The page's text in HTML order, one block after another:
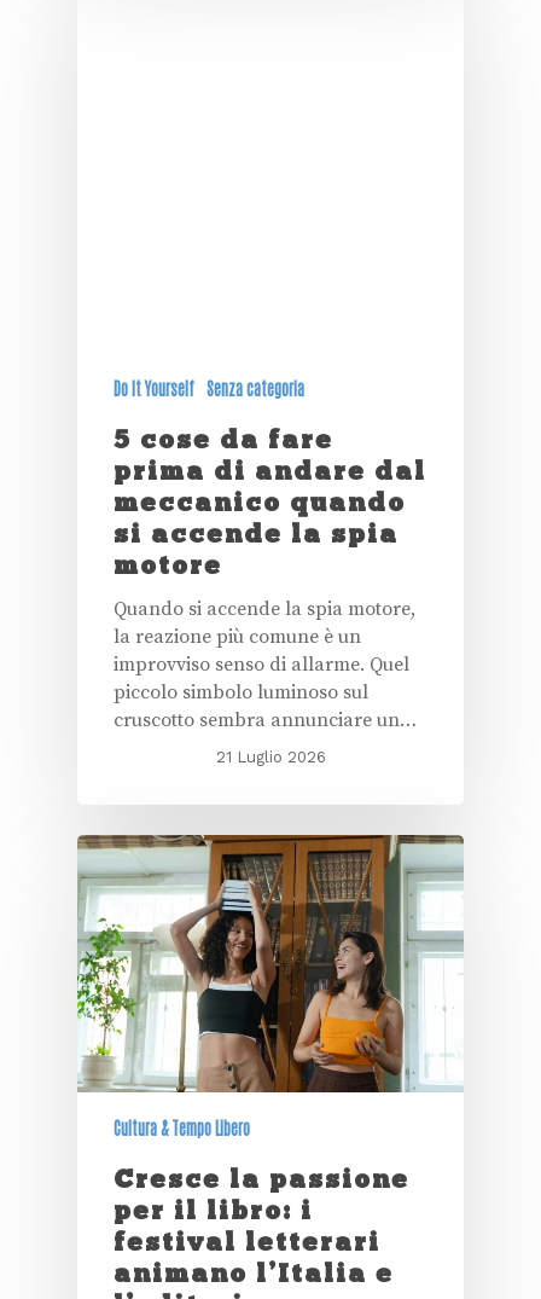
Do It Yourself Senza categoria
5 cose da fare
prima di andare dal
meccanico quando
si accende la spia
motore
Quando si accende la spia motore,
la reazione più comune è un
improvviso senso di allarme. Quel
piccolo simbolo luminoso sul
cruscotto sembra annunciare un…
21 Luglio 2026
Cultura & Tempo Libero
Cresce la passione
per il libro: i
festival letterari
animano l’Italia e